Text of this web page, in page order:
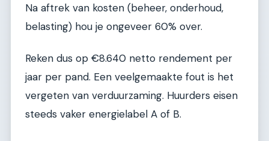
Na aftrek van kosten (beheer, onderhoud,
belasting) hou je ongeveer 60% over.
Reken dus op €8.640 netto rendement per
jaar per pand. Een veelgemaakte fout is het
vergeten van verduurzaming. Huurders eisen
steeds vaker energielabel A of B.